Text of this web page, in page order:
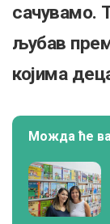
сачувамо.
љубав
којима
Можда ће